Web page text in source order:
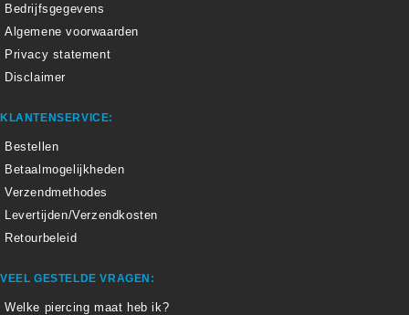
Bedrijfsgegevens
Algemene voorwaarden
Privacy statement
Disclaimer
KLANTENSERVICE:
Bestellen
Betaalmogelijkheden
Verzendmethodes
Levertijden/Verzendkosten
Retourbeleid
VEEL GESTELDE VRAGEN:
Welke piercing maat heb ik?